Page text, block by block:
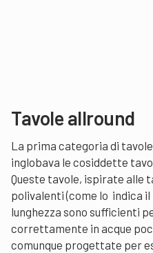
Tavole allround
La prima categoria di
inglobava le cosiddette
Queste tavole, ispirate alle
polivalenti (come lo indica il
lunghezza sono sufficienti
correttamente in acque
comunque progettate per